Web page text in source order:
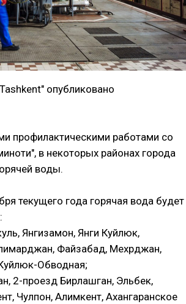
опубликовано
профилактическими работами со
в некоторых районах города
воды.
текущего года горячая вода будет
Янгизамон, Янги Куйлюк,
Файзабад, Мехрджан,
Обводная;
2-проезд Бирлашган, Эльбек,
Чулпон, Алимкент, Ахангаранское